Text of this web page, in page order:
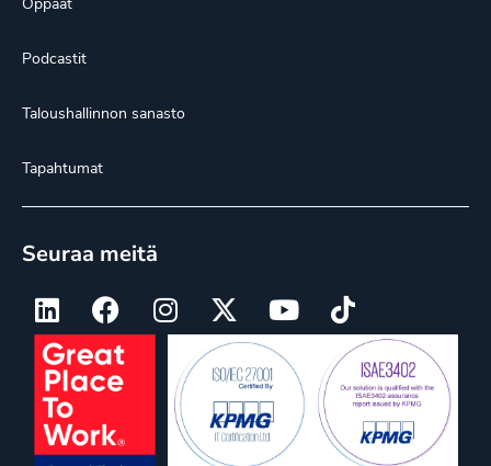
Podcastit
Taloushallinnon sanasto
Tapahtumat
Seuraa meitä